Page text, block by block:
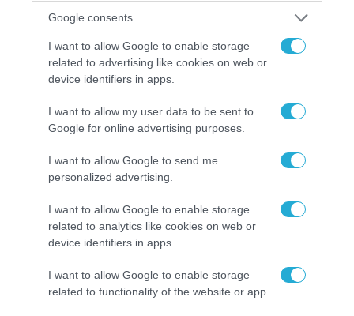
Google consents
I want to allow Google to enable storage
related to advertising like cookies on web or
device identifiers in apps.
I want to allow my user data to be sent to
Google for online advertising purposes.
I want to allow Google to send me
personalized advertising.
I want to allow Google to enable storage
related to analytics like cookies on web or
device identifiers in apps.
I want to allow Google to enable storage
related to functionality of the website or app.
08.08.2026 | 09:02
«Η απόλυτη τραγωδία»: Η «αιχμηρή» ανάρτηση
του Αρκά για τα τατουάζ (φωτο)